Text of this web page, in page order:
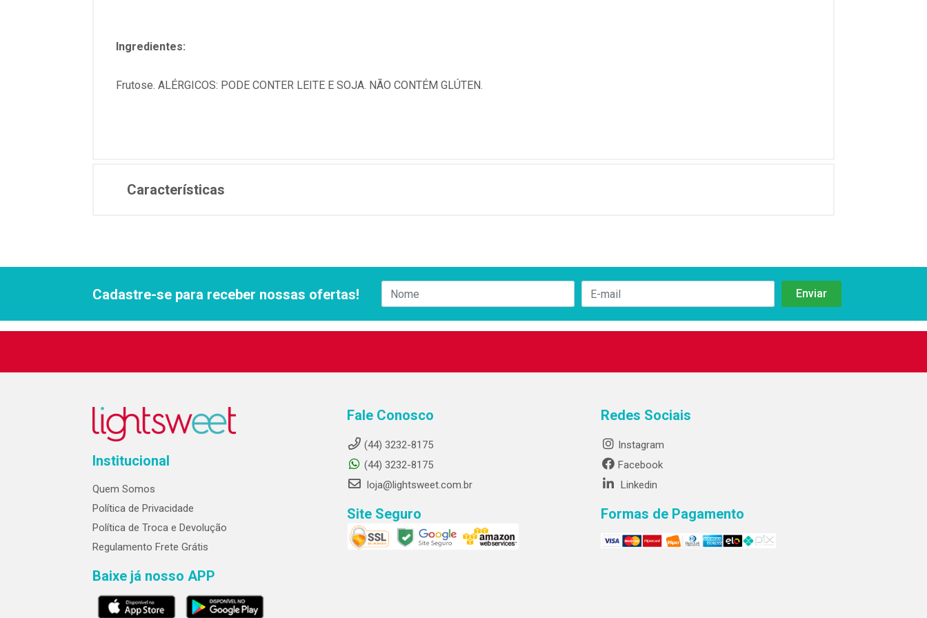
Ingredientes:
Frutose. ALÉRGICOS: PODE CONTER LEITE E SOJA. NÃO CONTÉM GLÚTEN.
Características
Cadastre-se para receber nossas ofertas!
Institucional
Quem Somos
Política de Privacidade
Política de Troca e Devolução
Regulamento Frete Grátis
Baixe já nosso APP
Fale Conosco
(44) 3232-8175
(44) 3232-8175
loja@lightsweet.com.br
Site Seguro
Redes Sociais
Instagram
Facebook
Linkedin
Formas de Pagamento